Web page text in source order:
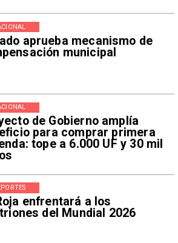
aprueba mecanismo de
municipal
de Gobierno amplía
para comprar primera
tope a 6.000 UF y 30 mil
enfrentará a los
del Mundial 2026